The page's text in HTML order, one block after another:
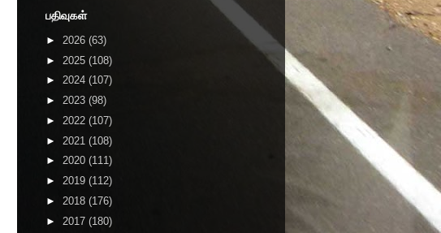
பதிவுகள்
► 2026 (63)
► 2025 (108)
► 2024 (107)
► 2023 (98)
► 2022 (107)
► 2021 (108)
► 2020 (111)
► 2019 (112)
► 2018 (176)
► 2017 (180)